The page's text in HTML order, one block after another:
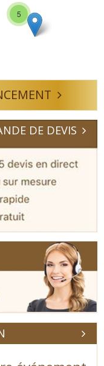
5
DE DEVIS